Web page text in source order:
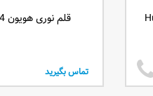
قلم نوری هویون Huion HS64
تماس بگیرید